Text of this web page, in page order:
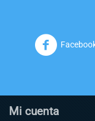
Mi cuenta